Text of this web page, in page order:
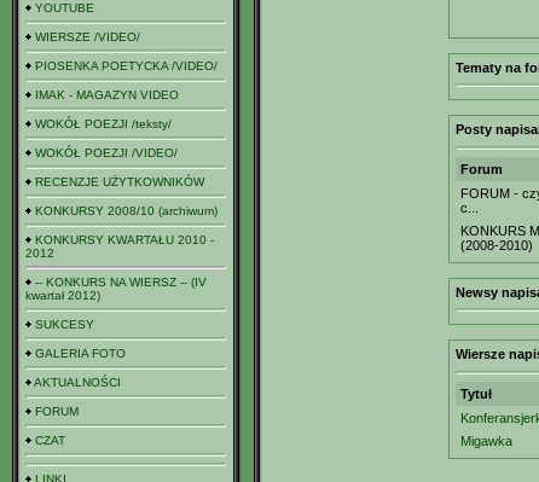
YOUTUBE
WIERSZE /VIDEO/
PIOSENKA POETYCKA /VIDEO/
IMAK - MAGAZYN VIDEO
WOKÓŁ POEZJI /teksty/
WOKÓŁ POEZJI /VIDEO/
RECENZJE UŻYTKOWNIKÓW
KONKURSY 2008/10 (archiwum)
KONKURSY KWARTAŁU 2010 -
2012
-- KONKURS NA WIERSZ -- (IV
kwartał 2012)
SUKCESY
GALERIA FOTO
AKTUALNOŚCI
FORUM
CZAT
LINKI
Tematy na
Posty
Forum
FORUM -
c...
KONKURS
(2008-2010)
Newsy
Wiersze
Tytuł
Migawka